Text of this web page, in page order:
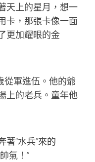
天上的星月，想一
卡，那張卡像一面
更加耀眼的金
從軍進伍。他的爺
上的老兵。童年他
著“水兵”來的——
氣！”